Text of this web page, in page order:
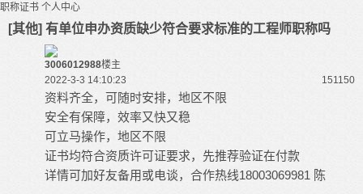
职称证书 个人中心
[其他] 有单位申办资质缺少符合要求标准的工程师职称吗
3006012988楼主
2022-3-3 14:10:23
151150
资料齐全，可随时安排，地区不限
安全有保障，效率又快又稳
可立马操作，地区不限
证书均符合资质许可证要求，先推荐验证在付款
详情可加好友备用或电谈，合作热线18003069981 陈